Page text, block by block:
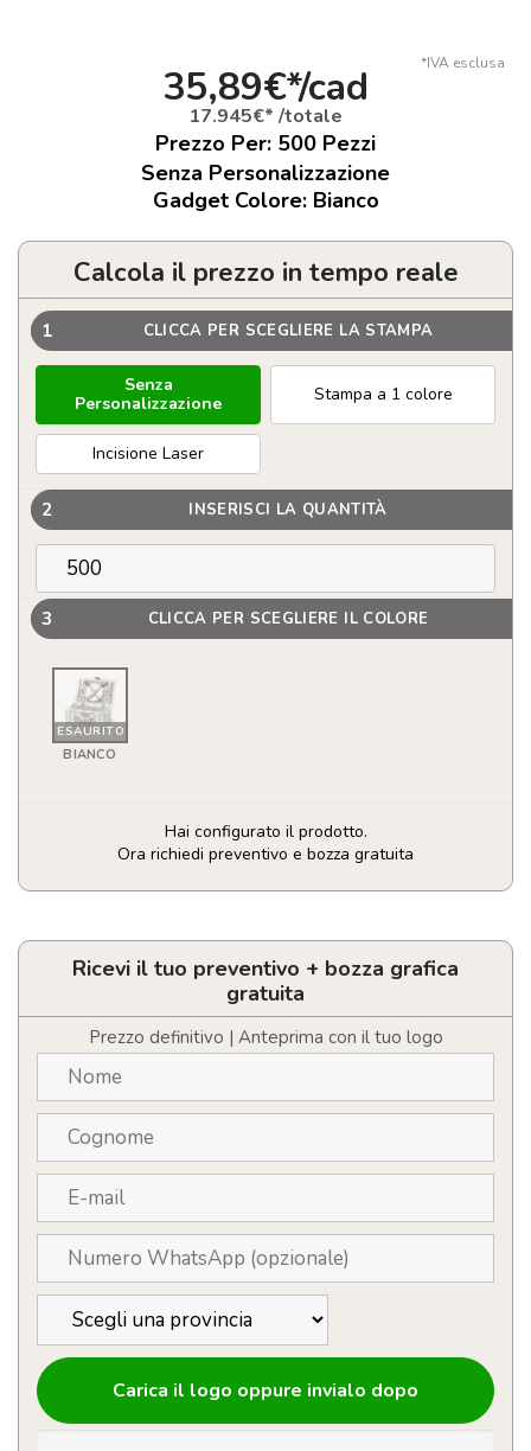
*IVA esclusa
35,89€*/cad
17.945€* /totale
Prezzo Per: 500 Pezzi
Senza Personalizzazione
Gadget Colore: Bianco
Calcola il prezzo in tempo reale
1 CLICCA PER SCEGLIERE LA STAMPA
Senza
Personalizzazione
Stampa a 1 colore
Incisione Laser
2 INSERISCI LA QUANTITÀ
3 CLICCA PER SCEGLIERE IL COLORE
ESAURITO
BIANCO
Hai configurato il prodotto.
Ora richiedi preventivo e bozza gratuita
Cesta
Picnic
MidlandRicevi il tuo preventivo + bozza grafica
gratuita
Prezzo definitivo | Anteprima con il tuo logo
Carica il logo oppure invialo dopo